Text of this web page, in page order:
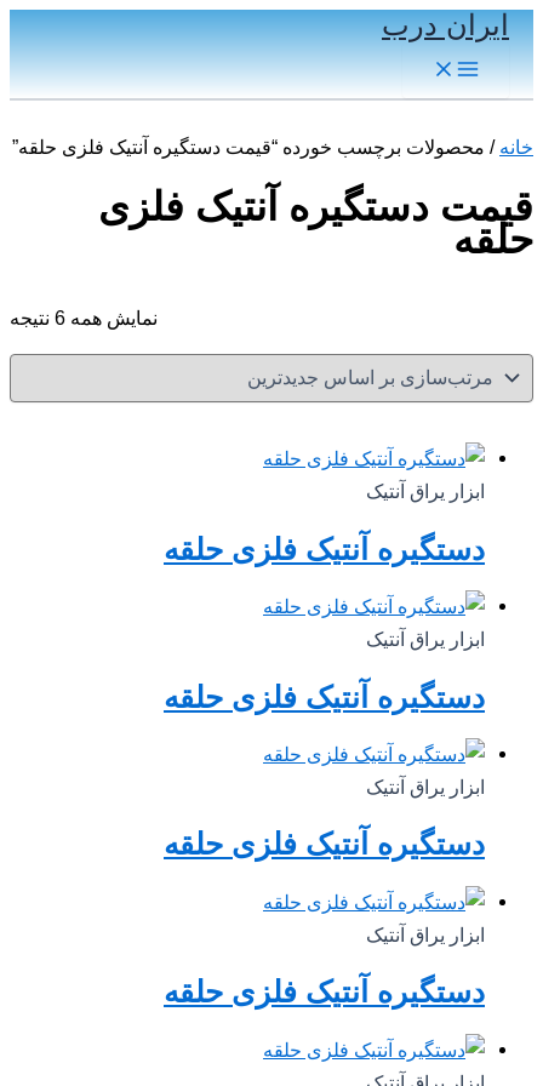
پرش
به
محتوا
ایران درب
Main
Menu
خانه / محصولات برچسب خورده “قیمت دستگیره آنتیک فلزی حلقه”
قیمت دستگیره آنتیک فلزی
حلقه
نمایش همه 6 نتیجه
ابزار یراق آنتیک
دستگیره آنتیک فلزی حلقه
ابزار یراق آنتیک
دستگیره آنتیک فلزی حلقه
ابزار یراق آنتیک
دستگیره آنتیک فلزی حلقه
ابزار یراق آنتیک
دستگیره آنتیک فلزی حلقه